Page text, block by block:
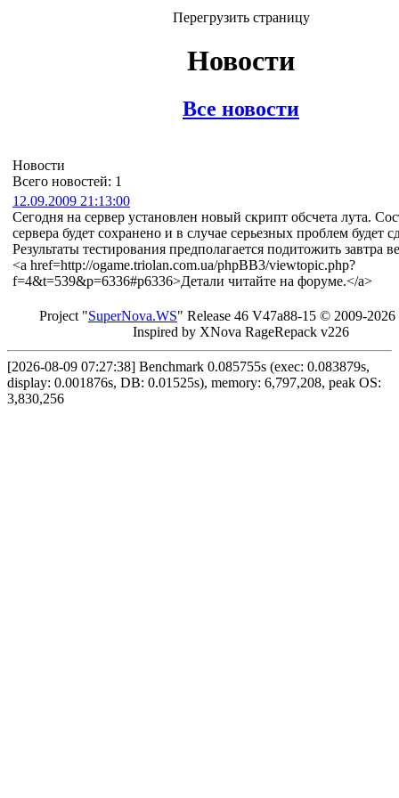
Перегрузить страницу
Новости
Все новости
Новости
Всего новостей: 1
12.09.2009 21:13:00
Сегодня на сервер установлен новый скрипт обсчета лута.
сервера будет сохранено и в случае серьезных проблем будет
Результаты тестирования предполагается подитожить завтра
<a href=http://ogame.triolan.com.ua/phpBB3/viewtopic.php?
f=4&t=539&p=6336#p6336>Детали читайте на форуме.</a>
Project "SuperNova.WS" Release 46 V47a88-15 © 2009-2026
Inspired by XNova RageRepack v226
[2026-08-09 07:27:38] Benchmark 0.085755s (exec: 0.083879s,
display: 0.001876s, DB: 0.01525s), memory: 6,797,208, peak OS:
3,830,256